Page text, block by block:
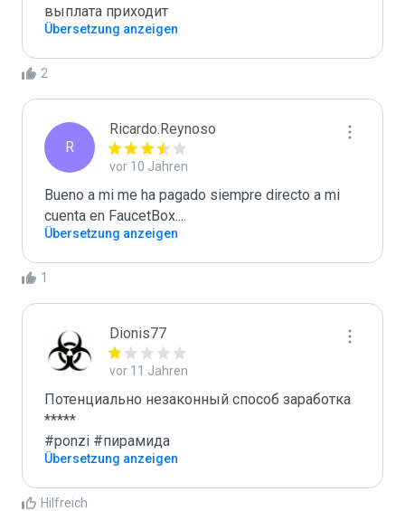
выплата приходит
Übersetzung anzeigen
2
R
Ricardo.Reynoso
vor 10 Jahren
Bueno a mi me ha pagado siempre directo a mi
cuenta en FaucetBox....
Übersetzung anzeigen
1
Dionis77
vor 11 Jahren
Потенциально незаконный способ заработка
*****
#ponzi #пирамида
Übersetzung anzeigen
Hilfreich